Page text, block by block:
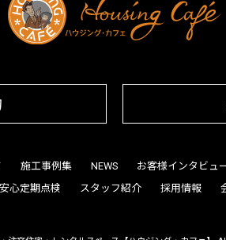
施工事例集 NEWS お客様インタビュ
心定期点検 スタッフ紹介 採用情報